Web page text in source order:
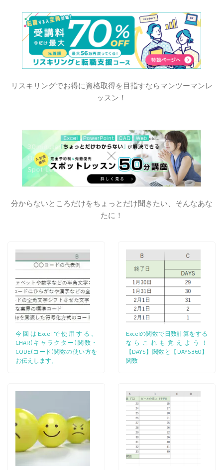
リスキリングでお得に資格取得を目指すならマンツーマンレ
ッスン！
分からないところだけをちょっとだけ聞きたい、そんなあな
たに！
今回はExcelで使用する。
CHAR(キャラクター)関数・
CODE(コード)関数の使い方を
お伝えします。
Excelの関数で日数計算をする
ならこれも覚えよう！
【DAYS】関数と【DAYS360】
関数